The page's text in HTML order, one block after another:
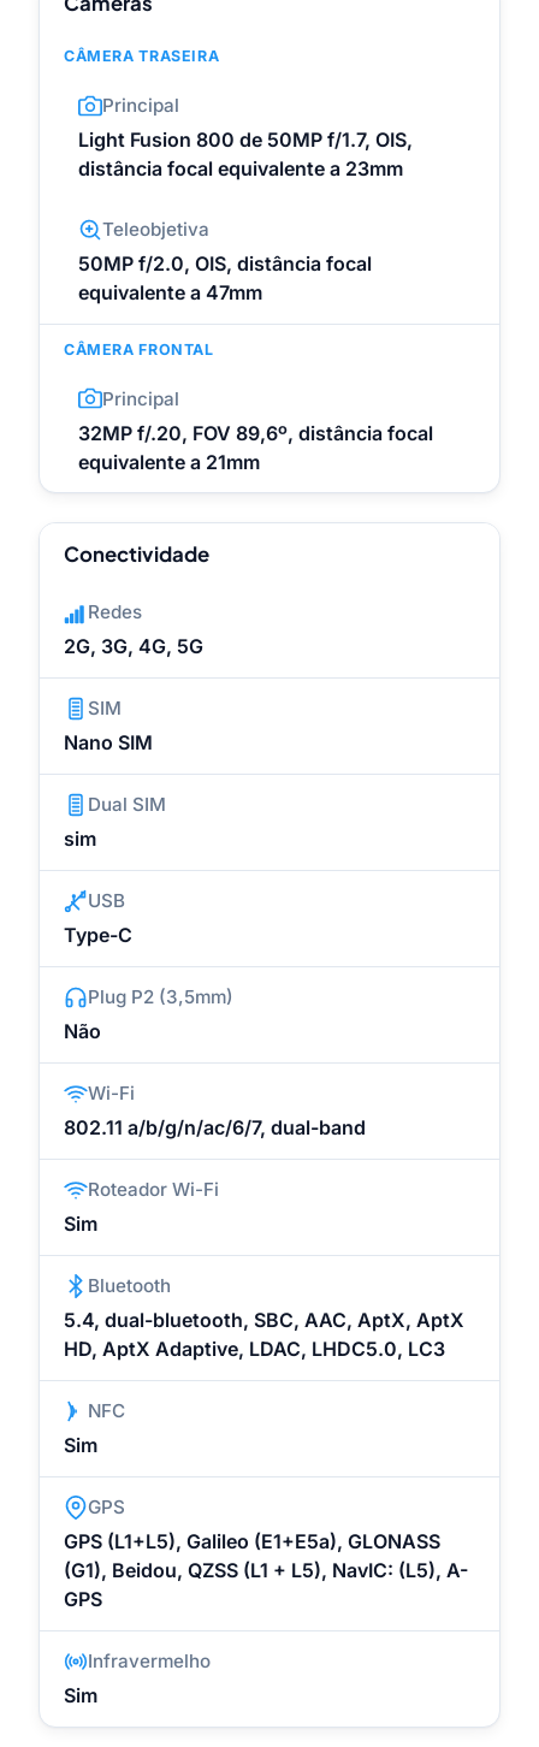
CÂMERA TRASEIRA
Principal
Light Fusion 800 de 50MP f/1.7, OIS,
distância focal equivalente a 23mm
Teleobjetiva
50MP f/2.0, OIS, distância focal
equivalente a 47mm
CÂMERA FRONTAL
Principal
32MP f/.20, FOV 89,6º, distância focal
equivalente a 21mm
Conectividade
Redes
2G, 3G, 4G, 5G
SIM
Nano SIM
Dual SIM
sim
USB
Type-C
Plug P2 (3,5mm)
Não
Wi-Fi
802.11 a/b/g/n/ac/6/7, dual-band
Roteador Wi-Fi
Sim
Bluetooth
5.4, dual-bluetooth, SBC, AAC, AptX, AptX
HD, AptX Adaptive, LDAC, LHDC5.0, LC3
NFC
Sim
GPS
GPS (L1+L5), Galileo (E1+E5a), GLONASS
(G1), Beidou, QZSS (L1 + L5), NavIC: (L5), A-
GPS
Infravermelho
Sim